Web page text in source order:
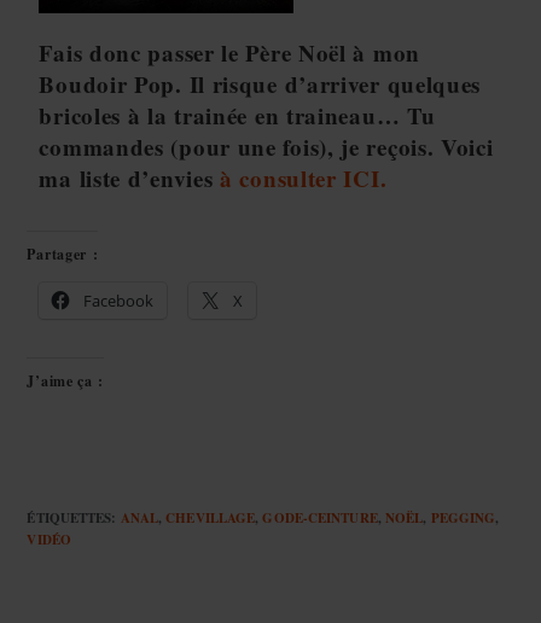
Fais donc passer le Père Noël à mon
Boudoir Pop. Il risque d’arriver quelques
bricoles à la trainée en traineau… Tu
commandes (pour une fois), je reçois. Voici
ma liste d’enviesà consulter ICI.
Partager :
Facebook X
J’aime ça :
ÉTIQUETTES: ANAL, CHEVILLAGE, GODE-CEINTURE, NOËL, PEGGING,
VIDÉO